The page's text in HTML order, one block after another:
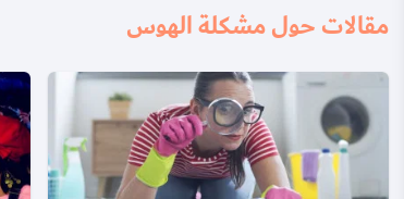
مقالات حول مشكلة الهوس